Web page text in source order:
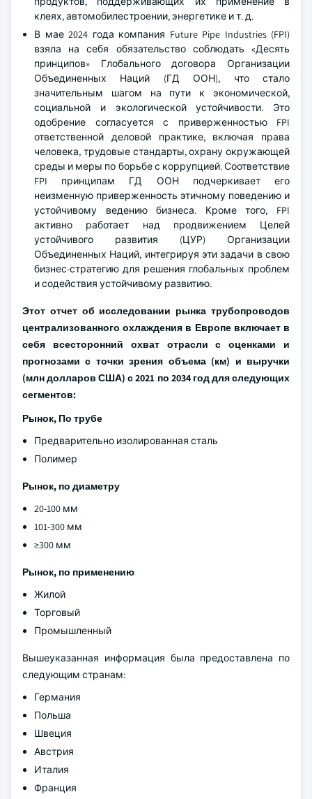
клеях, автомобилестроении, энергетике и т. д.
В мае 2024 года компания Future Pipe Industries (FPI)
взяла на себя обязательство соблюдать «Десять
принципов» Глобального договора Организации
Объединенных Наций (ГД ООН), что стало
значительным шагом на пути к экономической,
социальной и экологической устойчивости. Это
одобрение согласуется с приверженностью FPI
ответственной деловой практике, включая права
человека, трудовые стандарты, охрану окружающей
среды и меры по борьбе с коррупцией. Соответствие
FPI принципам ГД ООН подчеркивает его
неизменную приверженность этичному поведению и
устойчивому ведению бизнеса. Кроме того, FPI
активно работает над продвижением Целей
устойчивого развития (ЦУР) Организации
Объединенных Наций, интегрируя эти задачи в свою
бизнес-стратегию для решения глобальных проблем
и содействия устойчивому развитию.
Этот отчет об исследовании рынка трубопроводов
централизованного охлаждения в Европе включает в
себя всесторонний охват отрасли с оценками и
прогнозами с точки зрения объема (км) и выручки
(млн долларов США) с 2021 по 2034 год для следующих
сегментов:
Рынок, По трубе
Предварительно изолированная сталь
Полимер
Рынок, по диаметру
20-100 мм
101-300 мм
≥300 мм
Рынок, по применению
Жилой
Торговый
Промышленный
Вышеуказанная информация была предоставлена по
следующим странам:
Германия
Польша
Швеция
Австрия
Италия
Франция